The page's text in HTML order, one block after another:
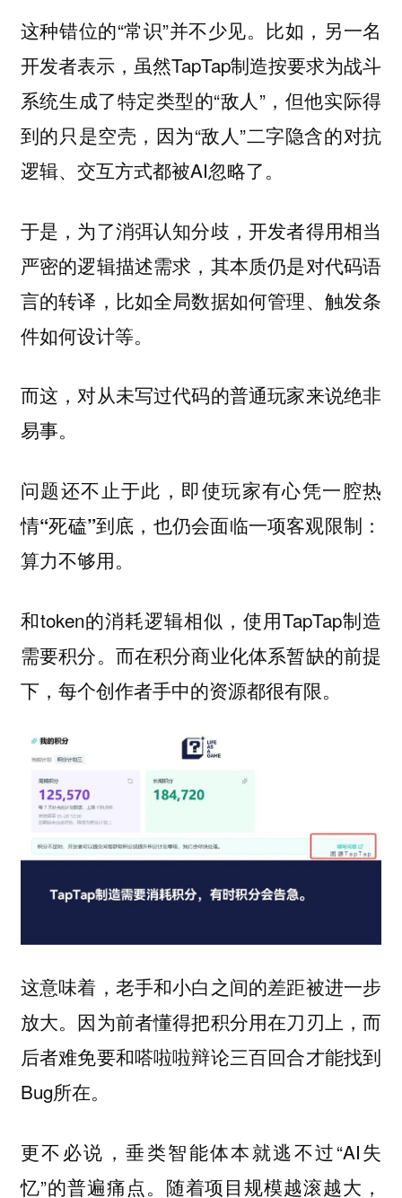
这种错位的“常识”并不少见。比如，另一名
开发者表示，虽然TapTap制造按要求为战斗
系统生成了特定类型的“敌人”，但他实际得
到的只是空壳，因为“敌人”二字隐含的对抗
逻辑、交互方式都被AI忽略了。
于是，为了消弭认知分歧，开发者得用相当
严密的逻辑描述需求，其本质仍是对代码语
言的转译，比如全局数据如何管理、触发条
件如何设计等。
而这，对从未写过代码的普通玩家来说绝非
易事。
问题还不止于此，即使玩家有心凭一腔热
情“死磕”到底，也仍会面临一项客观限制：
算力不够用。
和token的消耗逻辑相似，使用TapTap制造
需要积分。而在积分商业化体系暂缺的前提
下，每个创作者手中的资源都很有限。
这意味着，老手和小白之间的差距被进一步
放大。因为前者懂得把积分用在刀刃上，而
后者难免要和嗒啦啦辩论三百回合才能找到
Bug所在。
更不必说，垂类智能体本就逃不过“AI失
忆”的普遍痛点。随着项目规模越滚越大，